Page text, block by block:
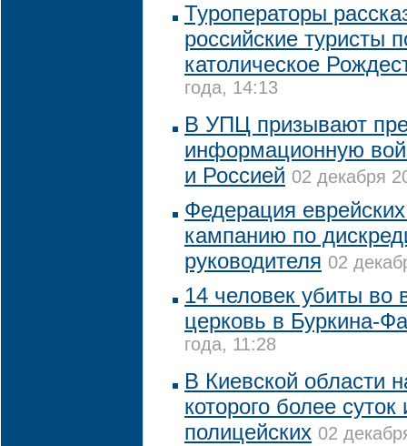
Туроператоры
российские туристы
католическое
года, 14:13
В УПЦ призывают
информационную
и Россией 02 декабря
Федерация
кампанию по
руководителя 02
14 человек убиты во
церковь в Буркина-
года, 11:28
В Киевской области
которого более
полицейских 02